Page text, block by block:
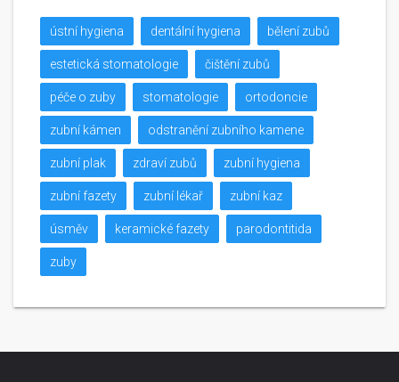
ústní hygiena dentální hygiena bělení zubů
estetická stomatologie čištění zubů
péče o zuby stomatologie ortodoncie
zubní kámen odstranění zubního kamene
zubní plak zdraví zubů zubní hygiena
zubní fazety zubní lékař zubní kaz
úsměv keramické fazety parodontitida
zuby